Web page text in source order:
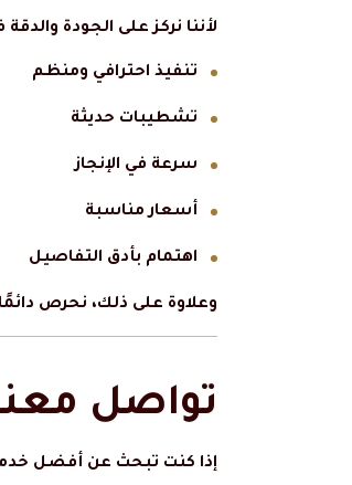
لأننا نركز على الجودة
تنفيذ احترافي ومنظم
تشطيبات حديثة
سرعة في الإنجاز
أسعار مناسبة
اهتمام بأدق التفاصيل
وعلاوة على ذلك، نحرص
تواصل
إذا كنت تبحث عن أفضل